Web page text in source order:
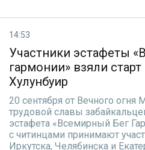
14:53
Участники эстафеты
гармонии» взяли
Хулунбуир
20 сентября от Вечного
трудовой славы
эстафета «Всемирный Бег
с читинцами принимают
Иркутска, Челябинска и